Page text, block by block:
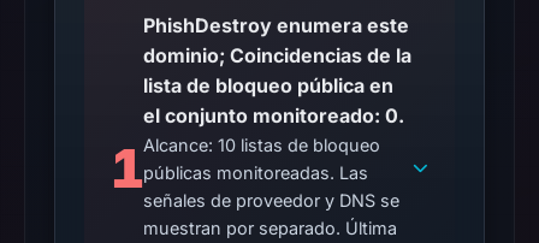
UTC.
The
response
may
differ
between
visitors
1
PhishDestroy enumera este
dominio; Coincidencias de la
lista de bloqueo pública en
el conjunto monitoreado: 0.
Alcance: 10 listas de bloqueo
públicas monitoreadas. Las
señales de proveedor y DNS se
muestran por separado. Última